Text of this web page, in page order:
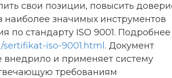
свои позиции, повысить
значимых инструментов
по стандарту ISO 9001. Подробнее
iso-9001.html . Документ
внедрило и применяет систему
требованиям